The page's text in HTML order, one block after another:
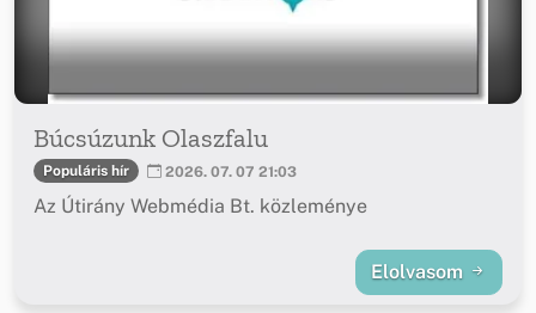
Búcsúzunk Olaszfalu
Populáris hír 2026. 07. 07 21:03
Az Útirány Webmédia Bt. közleménye
Elolvasom